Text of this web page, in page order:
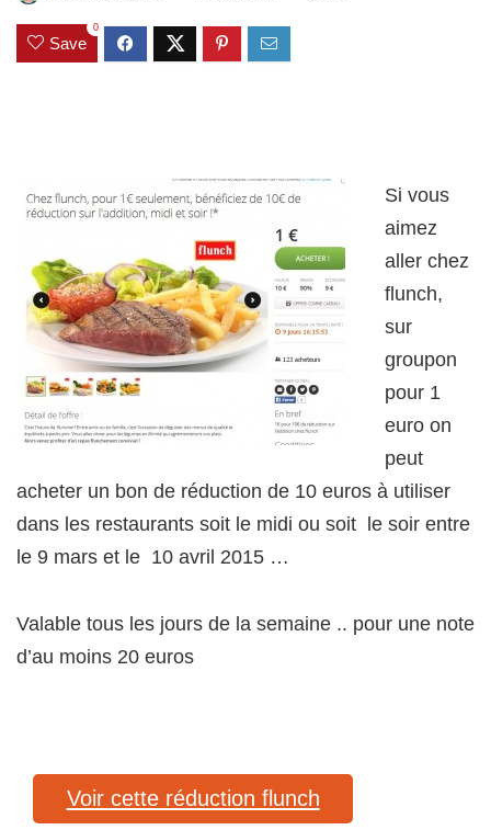
Save
0
Si vous
aimez
aller chez
flunch,
sur
groupon
pour 1
euro on
peut
acheter un bon de réduction de 10 euros à utiliser
dans les restaurants soit le midi ou soit le soir entre
le 9 mars et le 10 avril 2015 …
Valable tous les jours de la semaine .. pour une note
d’au moins 20 euros
Voir cette réduction flunch